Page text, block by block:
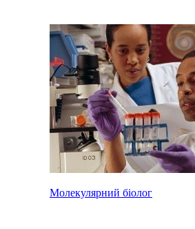
Молекулярний біолог